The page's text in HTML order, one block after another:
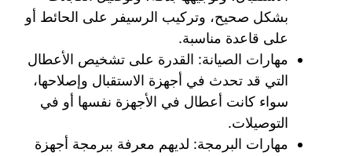
بشكل صحيح، وتركيب الرسيفر على الحائط أو
على قاعدة مناسبة.
مهارات الصيانة: القدرة على تشخيص الأعطال
التي قد تحدث في أجهزة الاستقبال وإصلاحها،
سواء كانت أعطال في الأجهزة نفسها أو في
التوصيلات.
مهارات البرمجة: لديهم معرفة ببرمجة أجهزة